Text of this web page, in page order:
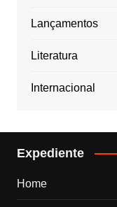
Lançamentos
Literatura
Internacional
Expediente
Home